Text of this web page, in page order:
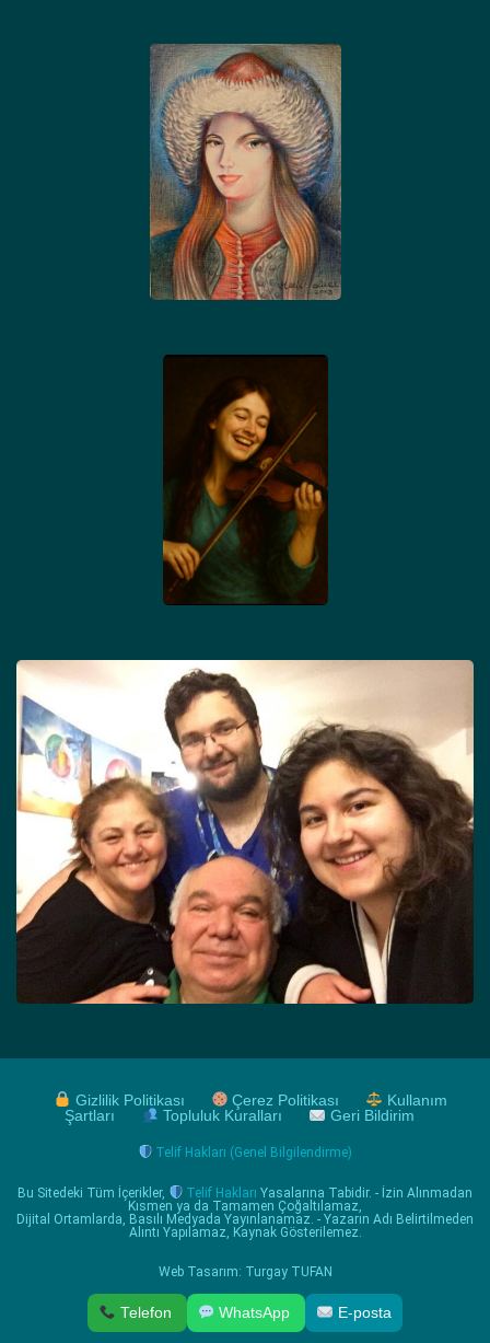
Gizlilik Politikası Çerez Politikası
Kullanım
Şartları
Topluluk Kuralları Geri Bildirim
Telif Hakları (Genel Bilgilendirme)
Bu Sitedeki Tüm İçerikler, Telif HaklarıYasalarına Tabidir. - İzin Alınmadan
Kısmen ya da Tamamen Çoğaltılamaz,
Dijital Ortamlarda, Basılı Medyada Yayınlanamaz. - Yazarın Adı Belirtilmeden
Alıntı Yapılamaz, Kaynak Gösterilemez.
Web Tasarım: Turgay TUFAN
Telefon WhatsApp E-posta